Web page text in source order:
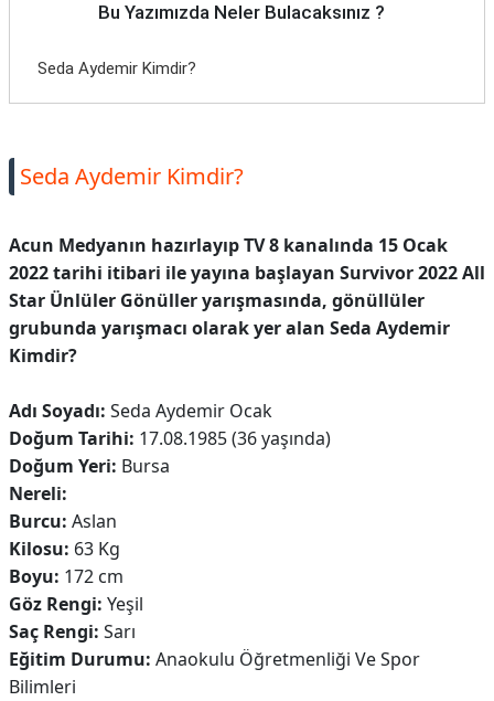
Bu Yazımızda Neler Bulacaksınız ?
Seda Aydemir Kimdir?
Seda Aydemir Kimdir?
Acun Medyanın hazırlayıp TV 8 kanalında 15 Ocak
2022 tarihi itibari ile yayına başlayan Survivor 2022 All
Star Ünlüler Gönüller yarışmasında, gönüllüler
grubunda yarışmacı olarak yer alan Seda Aydemir
Kimdir?
Adı Soyadı: Seda Aydemir Ocak
Doğum Tarihi: 17.08.1985 (36 yaşında)
Doğum Yeri: Bursa
Nereli:
Burcu: Aslan
Kilosu: 63 Kg
Boyu: 172 cm
Göz Rengi: Yeşil
Saç Rengi: Sarı
Eğitim Durumu: Anaokulu Öğretmenliği Ve Spor
Bilimleri